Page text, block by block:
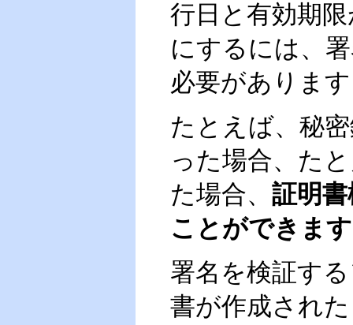
行日と有効期
にするには、
必要がありま
たとえば、秘
った場合、た
た場合、 証明
ことができます
署名を検証す
書が作成され